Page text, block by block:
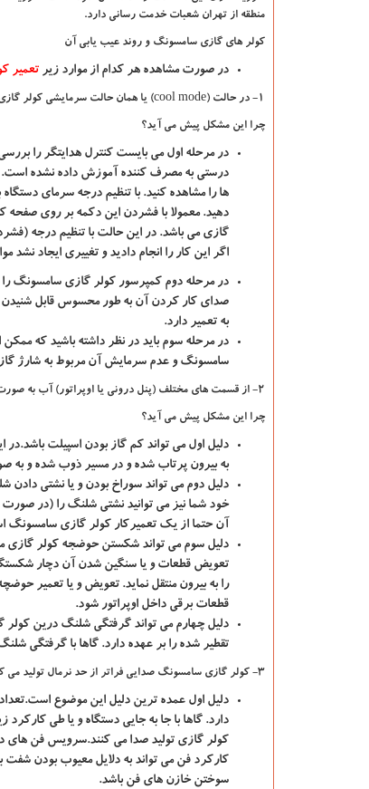
منطقه از تهران شعبات خدمت رسانی دارد.
کولر های گازی سامسونگ و روند عیب یابی آن
در صورت مشاهده هر کدام از موارد زیر تعمیر
1- در حالت (cool mode) یا همان حالت سرمایشی کولر
چرا این مشکل پیش می آید؟
در مرحله اولمی بایست کنترل هدایتگر را
درستی به مصرف کننده آموزش داده نشده است.
ها را مشاهده کنید. با تنظیم درجه سرمای دستگاه
دهید. معمولا با فشردن این دکمه بر روی
گازی می باشد. در این حالت با تنظیم درجه
اگر این کار را انجام دادید و تغییری ایجاد نشد
در مرحله دوم کمپرسور کولر گازی سامسونگ را
صدای کار کردن آن به طور محسوس قابل شنیدن
به تعمیر دارد.
در مرحله سوم باید در نظر داشته باشید که
سامسونگ و عدم سرمایش آن مربوط به شارژ
2- از قسمت های مختلف (پنل درونی یا اوپراتور) آب به صورت قطره قطره و یا جاری به بیرون منتقل می گردد!
چرا این مشکل پیش می آید؟
دلیل اولمی تواند کم گاز بودن اسپیلت
به بیرون پرتاب شده و در مسیر ذوب شده و به
دلیل دوممی تواند سوراخ بودن و یا نشتی
خود شما نیز می توانید نشتی شلنگ را (در
آن حتما از یک تعمیرکار کولر گازی سامسونگ
دلیل سوممی تواند شکستن حوضجه کولر گازی
تعویض قطعات و یا سنگین شدن آن دچار
را به بیرون منتقل نماید. تعویض و یا تعمیر
قطعات برقی داخل اوپراتور شود.
دلیل چهارممی تواند گرفتگی شلنگ درین کولر
تقطیر شده را بر عهده دارد. گاها با گرفتگی
3- کولر گازی سامسونگ صدایی فراتر از حد نرمال تولید می کند
دلیل اول عمده ترین دلیل این موضوع
دارد. گاها با جا به جایی دستگاه و یا طی
کولر گازی تولید صدا می کنند.سرویس فن
کارکرد فن می تواند به دلایلمعیوب بودن شفت
سوختن خازن های فن باشد.